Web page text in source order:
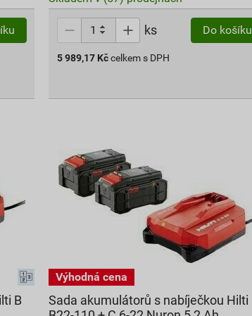
ks Do košíku
5 989,17 Kčcelkem s DPH
B
Sada akumulátorů s nabíječkou Hilti